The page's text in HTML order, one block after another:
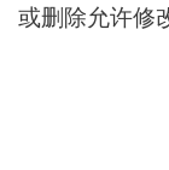
或删除允许修